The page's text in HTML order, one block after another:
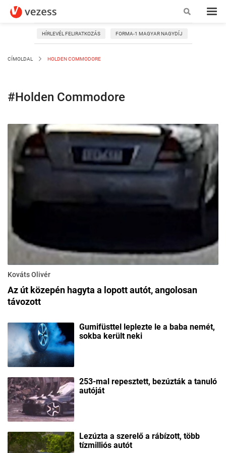
HÍRLEVÉL FELIRATKOZÁS FORMA-1 MAGYAR NAGYDÍJ
CÍMOLDAL HOLDEN COMMODORE
#Holden Commodore
Kováts Olivér
Az út közepén hagyta a lopott autót, angolosan
távozott
Gumifüsttel leplezte le a baba nemét,
sokba került neki
253-mal repesztett, bezúzták a tanuló
autóját
Lezúzta a szerelő a rábízott, több
tízmilliós autót